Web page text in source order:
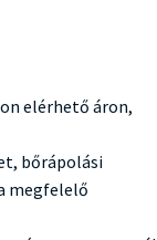
elérhető áron,
bőrápolási
megfelelő